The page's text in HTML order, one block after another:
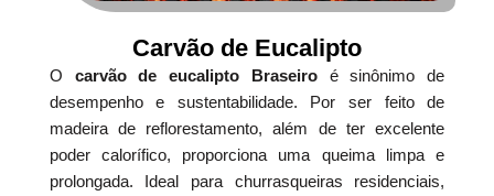
Carvão de Eucalipto
O carvão de eucalipto Braseiroé sinônimo de
desempenho e sustentabilidade. Por ser feito de
madeira de reflorestamento, além de ter excelente
poder calorífico, proporciona uma queima limpa e
prolongada. Ideal para churrasqueiras residenciais,